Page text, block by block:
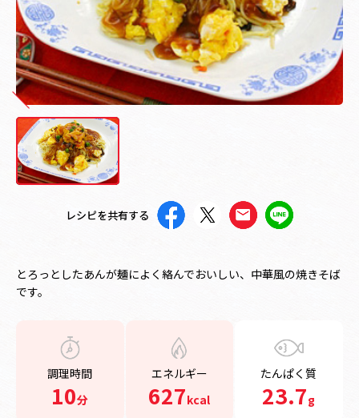
レシピを共有する
とろっとしたあんが麺によく絡んでおいしい、中華風の焼きそば
です。
調理時間
10分
エネルギー
627kcal
たんぱく質
23.7g